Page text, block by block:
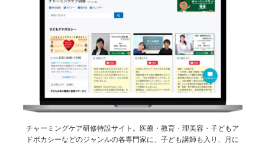
チャーミングケア研修特設サイト。医療・教育・理美容・子どもア
ドボカシーなどのジャンルの各専門家に、子ども講師も入り、月に